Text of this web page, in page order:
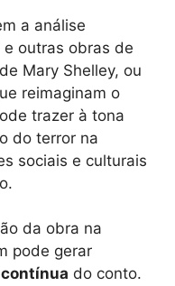
a análise
e outras obras de
Mary Shelley, ou
reimaginam o
trazer à tona
do terror na
sociais e culturais
da obra na
pode gerar
do conto.